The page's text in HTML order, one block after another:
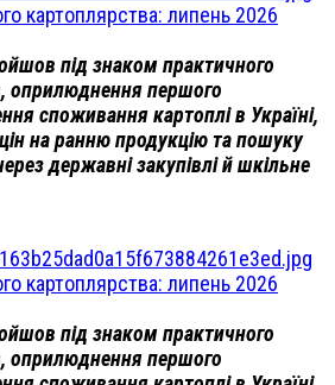
картоплярства: липень 2026
під знаком практичного
оприлюднення першого
споживання картоплі в Україні,
на ранню продукцію та пошуку
державні закупівлі й шкільне
картоплярства: липень 2026
під знаком практичного
оприлюднення першого